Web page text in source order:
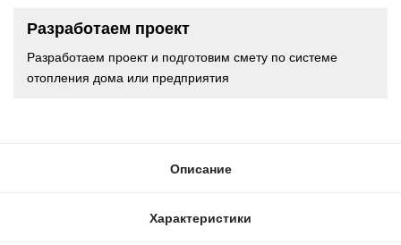
Разработаем проект
Разработаем проект и подготовим смету по системе
отопления дома или предприятия
Описание
Характеристики